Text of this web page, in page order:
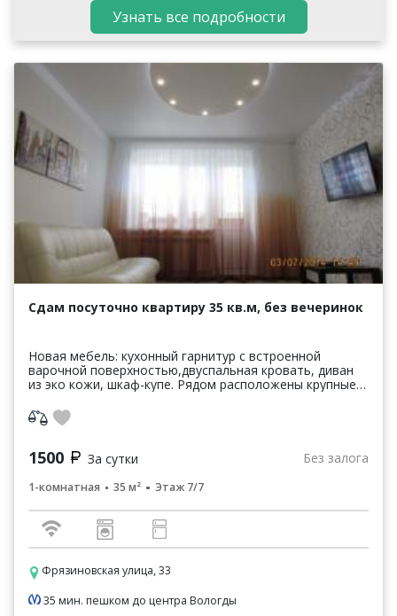
Узнать все подробности
Сдам посуточно квартиру 35 кв.м, без вечеринок
Новая мебель: кухонный гарнитур с встроенной
варочной поверхностью,двуспальная кровать, диван
из эко кожи, шкаф-купе. Рядом расположены крупные
арена...
1500 За сутки Без залога
1-комнатная 35 м² Этаж 7/7
Фрязиновская улица, 33
35 мин. пешком до центра Вологды